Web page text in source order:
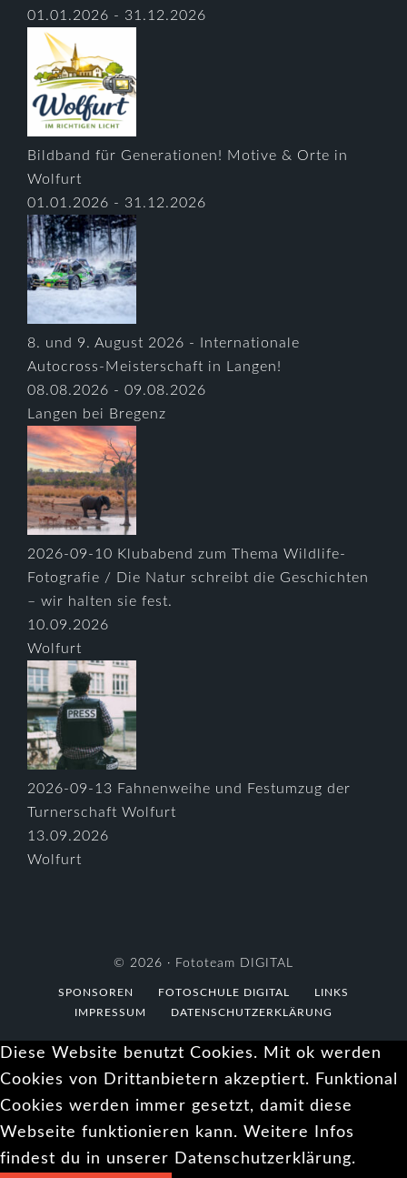
01.01.2026 - 31.12.2026
Bildband für Generationen! Motive & Orte in
Wolfurt
01.01.2026 - 31.12.2026
8. und 9. August 2026 - Internationale
Autocross-Meisterschaft in Langen!
08.08.2026 - 09.08.2026
Langen bei Bregenz
2026-09-10 Klubabend zum Thema Wildlife-
Fotografie / Die Natur schreibt die Geschichten
– wir halten sie fest.
10.09.2026
Wolfurt
2026-09-13 Fahnenweihe und Festumzug der
Turnerschaft Wolfurt
13.09.2026
Wolfurt
© 2026 · Fototeam DIGITAL
SPONSOREN FOTOSCHULE DIGITAL
LINKS
IMPRESSUM
DATENSCHUTZERKLÄRUNG
Diese Website benutzt Cookies. Mit ok werden
Cookies von Drittanbietern akzeptiert. Funktional
Cookies werden immer gesetzt, damit diese
Webseite funktionieren kann. Weitere Infos
findest du in unserer Datenschutzerklärung.